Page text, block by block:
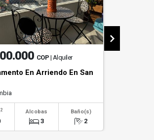
COP | Alquiler
En Arriendo En San
2 Alcobas
3
Baño(s)
2